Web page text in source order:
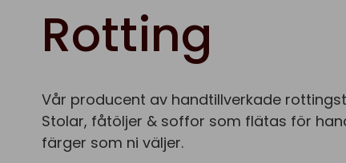
Rotting
Vår producent av handtillverkade
Stolar, fåtöljer & soffor som flätas för
färger som ni väljer.